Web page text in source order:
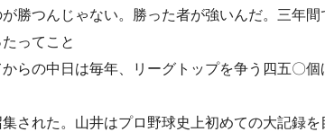
勝つんじゃない。勝った者が強いんだ。三年
ってこと
らの中日は毎年、リーグトップを争う四五〇
された。山井はプロ野球史上初めての大記録を